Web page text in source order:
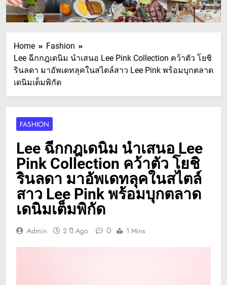
Home
Fashion
Lee ฉีกกฎเดนิม นำเสนอ Lee Pink Collection คว้าตัว โยชิ
รินลดา มาอัพเดทลุคในสไตล์สาว Lee Pink พร้อมบุกตลาด
เดนิมเต็มพิกัด
FASHION
Lee ฉีกกฎเดนิม นำเสนอ Lee
Pink Collection คว้าตัว โยชิ
รินลดา มาอัพเดทลุคในสไตล์
สาว Lee Pink พร้อมบุกตลาด
เดนิมเต็มพิกัด
Admin 2 ปี Ago 0 1 Mins